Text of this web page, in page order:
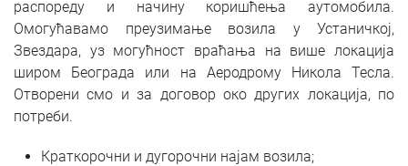
распореду и начину коришћења аутомобила.
Омогућавамо преузимање возила у Устаничкој,
Звездара, уз могућност враћања на више локација
широм Београда или на Аеродрому Никола Тесла.
Отворени смо и за договор око других локација, по
потреби.
Краткорочни и дугорочни најам возила;